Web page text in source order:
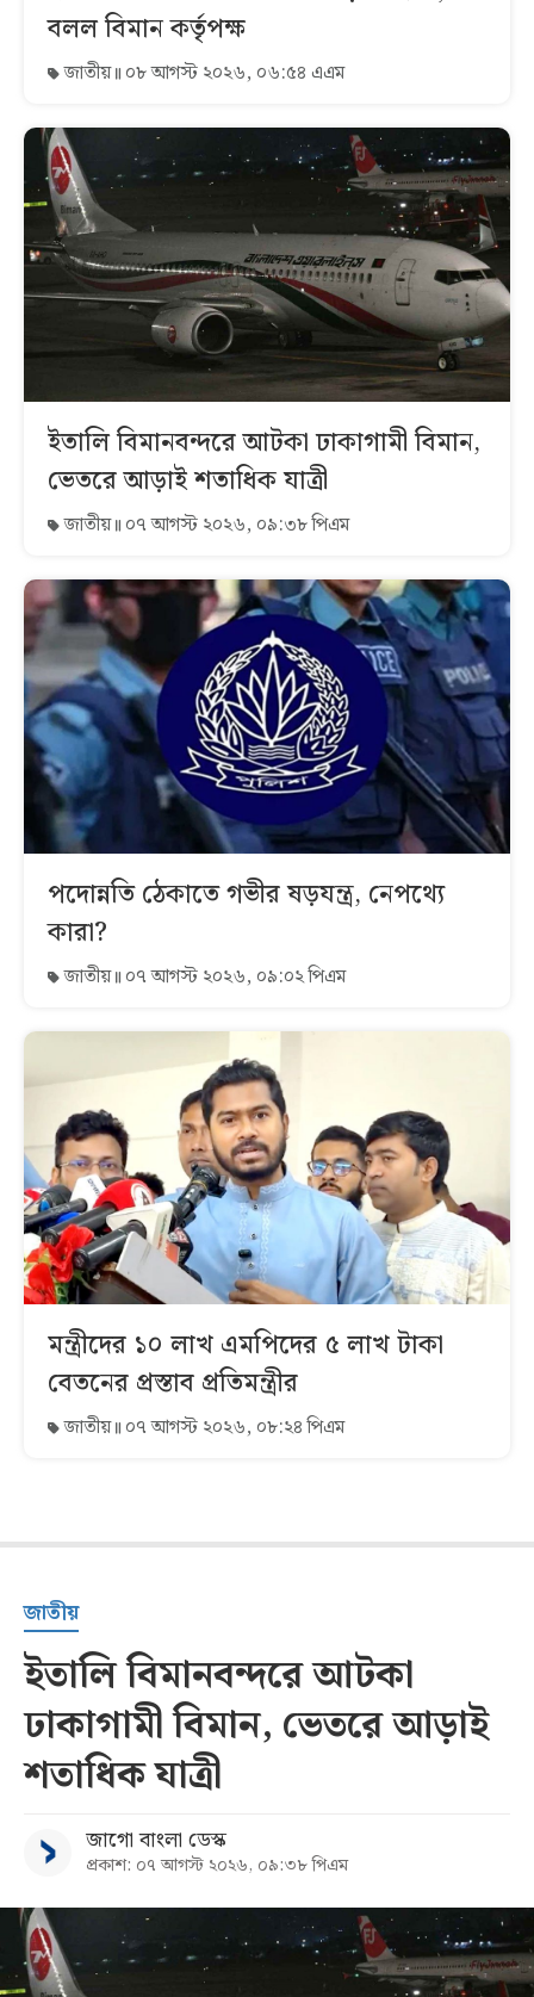
বলল বিমান কর্তৃপক্ষ
জাতীয় ০৮ আগস্ট ২০২৬, ০৬:৫৪ এএম
ইতালি বিমানবন্দরে আটকা ঢাকাগামী বিমান,
ভেতরে আড়াই শতাধিক যাত্রী
জাতীয় ০৭ আগস্ট ২০২৬, ০৯:৩৮ পিএম
পদোন্নতি ঠেকাতে গভীর ষড়যন্ত্র, নেপথ্যে
কারা?
জাতীয় ০৭ আগস্ট ২০২৬, ০৯:০২ পিএম
মন্ত্রীদের ১০ লাখ এমপিদের ৫ লাখ টাকা
বেতনের প্রস্তাব প্রতিমন্ত্রীর
জাতীয় ০৭ আগস্ট ২০২৬, ০৮:২৪ পিএম
জাতীয়
ইতালি বিমানবন্দরে আটকা
ঢাকাগামী বিমান, ভেতরে আড়াই
শতাধিক যাত্রী
জাগো বাংলা ডেস্ক
প্রকাশ: ০৭ আগস্ট ২০২৬, ০৯:৩৮ পিএম